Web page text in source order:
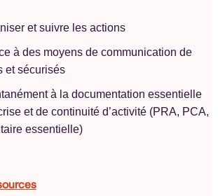
et suivre les actions
à des moyens de communication de
et sécurisés
à la documentation essentielle
et de continuité d’activité (PRA, PCA,
essentielle)